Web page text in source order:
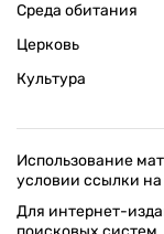
Среда обитания
Церковь
Культура
Использование
условии ссылки на
Для интернет-